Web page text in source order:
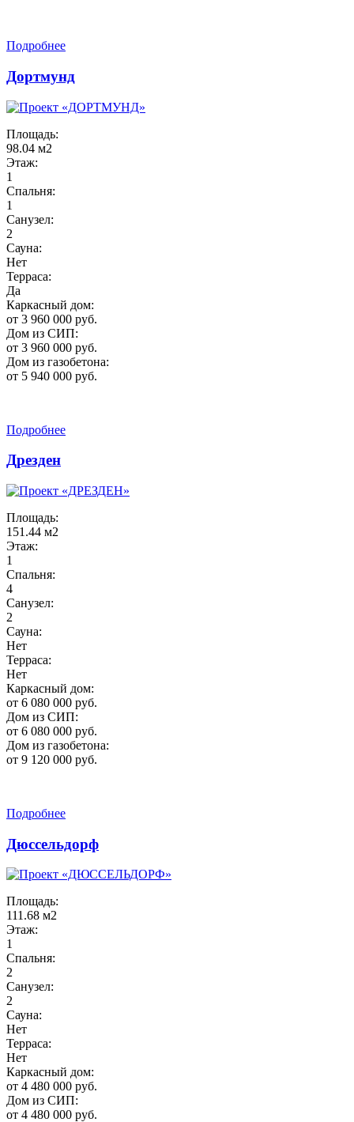
Подробнее
Дортмунд
Площадь:
98.04 м2
Этаж:
1
Спальня:
1
Санузел:
2
Сауна:
Нет
Терраса:
Да
Каркасный дом:
от 3 960 000 руб.
Дом из СИП:
от 3 960 000 руб.
Дом из газобетона:
от 5 940 000 руб.
Подробнее
Дрезден
Площадь:
151.44 м2
Этаж:
1
Спальня:
4
Санузел:
2
Сауна:
Нет
Терраса:
Нет
Каркасный дом:
от 6 080 000 руб.
Дом из СИП:
от 6 080 000 руб.
Дом из газобетона:
от 9 120 000 руб.
Подробнее
Дюссельдорф
Площадь:
111.68 м2
Этаж:
1
Спальня:
2
Санузел:
2
Сауна:
Нет
Терраса:
Нет
Каркасный дом:
от 4 480 000 руб.
Дом из СИП:
от 4 480 000 руб.